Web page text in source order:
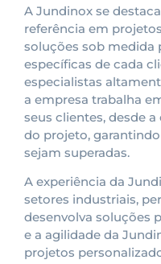
A Jundinox se
referência em
soluções sob medida
específicas de cada
especialistas
a empresa trabalha
seus clientes, desde
do projeto,
sejam superadas.
A experiência da
setores industriais,
desenvolva soluções
e a agilidade da
projetos